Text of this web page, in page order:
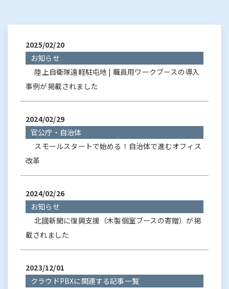
2025/02/20
お知らせ
陸上自衛隊遠軽駐屯地 | 職員用ワークブースの導入
事例が掲載されました
2024/02/29
官公庁・自治体
スモールスタートで始める！自治体で進むオフィス
改革
2024/02/26
お知らせ
北國新聞に復興支援（木製個室ブースの寄贈）が掲
載されました
2023/12/01
クラウドPBXに関連する記事一覧